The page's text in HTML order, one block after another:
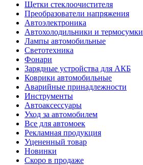
Щетки стеклоочистителя
Преобразователи напряжения
Автоэлектроника
Автохолодильники и термосумки
Лампы автомобильные
Светотехника
Фонари
Зарядные устройства для АКБ
Коврики автомобильные
Аварийные принадлежности
Инструменты
Автоаксессуары
Уход за автомобилем
Все для автомоек
Рекламная продукция
Уцененный товар
Новинки
Скоро в продаже